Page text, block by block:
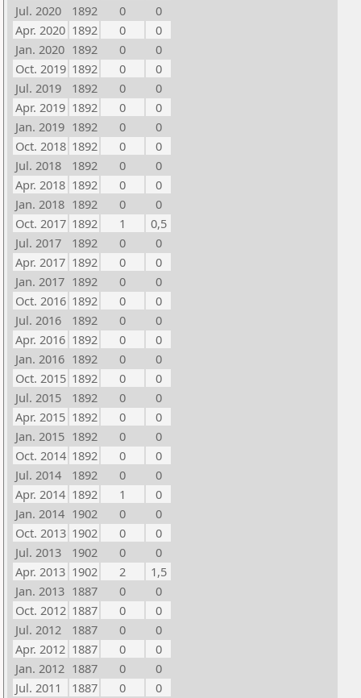
Jul. 2020
1892 0
0
Apr. 2020 1892 0
0
Jan. 2020 1892 0
0
Oct. 2019 1892 0
0
Jul. 2019
1892 0
0
Apr. 2019 1892 0
0
Jan. 2019 1892 0
0
Oct. 2018 1892 0
0
Jul. 2018
1892 0
0
Apr. 2018 1892 0
0
Jan. 2018 1892 0
0
Oct. 2017 1892 1
0,5
Jul. 2017
1892 0
0
Apr. 2017 1892 0
0
Jan. 2017 1892 0
0
Oct. 2016 1892 0
0
Jul. 2016
1892 0
0
Apr. 2016 1892 0
0
Jan. 2016 1892 0
0
Oct. 2015 1892 0
0
Jul. 2015
1892 0
0
Apr. 2015 1892 0
0
Jan. 2015 1892 0
0
Oct. 2014 1892 0
0
Jul. 2014
1892 0
0
Apr. 2014 1892 1
0
Jan. 2014 1902 0
0
Oct. 2013 1902 0
0
Jul. 2013
1902 0
0
Apr. 2013 1902 2
1,5
Jan. 2013 1887 0
0
Oct. 2012 1887 0
0
Jul. 2012
1887 0
0
Apr. 2012 1887 0
0
Jan. 2012 1887 0
0
Jul. 2011
1887 0
0